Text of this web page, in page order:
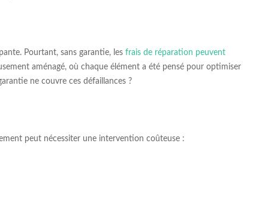
Pourtant, sans garantie, les frais de réparation peuvent
aménagé, où chaque élément a été pensé pour optimiser
ne couvre ces défaillances ?
peut nécessiter une intervention coûteuse :